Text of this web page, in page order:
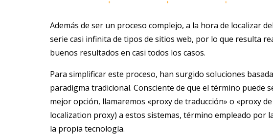
Además de ser un proceso complejo, a la hora de localizar
serie casi infinita de tipos de sitios web, por lo que resulta
buenos resultados en casi todos los casos.
Para simplificar este proceso, han surgido soluciones
paradigma tradicional. Consciente de que el término puede
mejor opción, llamaremos «proxy de traducción» o «proxy
localization proxy) a estos sistemas, término empleado por
la propia tecnología.